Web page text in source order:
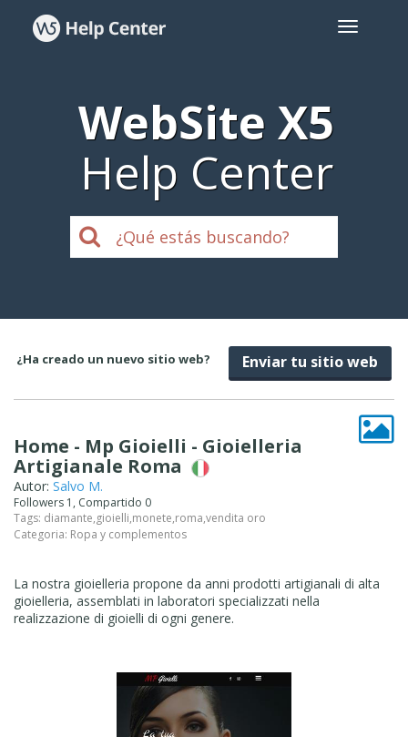
WebSite X5
Help Center
¿Ha creado un nuevo sitio web? Enviar tu sitio web
Home - Mp Gioielli - Gioielleria
Artigianale Roma
Autor: Salvo M.
Followers 1, Compartido 0
Tags: diamante,gioielli,monete,roma,vendita oro
Categoria: Ropa y complementos
La nostra gioielleria propone da anni prodotti artigianali di alta
gioielleria, assemblati in laboratori specializzati nella
realizzazione di gioielli di ogni genere.